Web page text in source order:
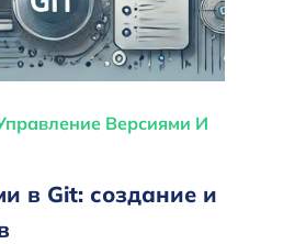
Версиями И
в Git: создание и